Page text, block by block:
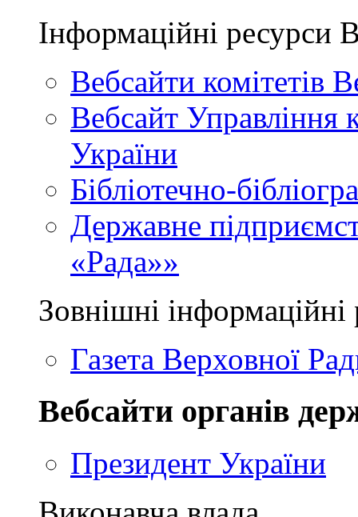
Інформаційні ресурси
Вебсайти комітетів
Вебсайт Управління
України
Бібліотечно-
Державне
«Рада»»
Зовнішні інформаційні
Газета Верховної
Вебсайти органів
Президент України